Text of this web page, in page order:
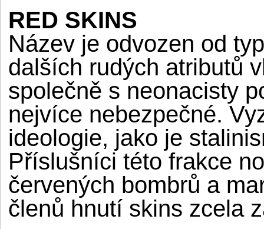
RED SKINS
Název je odvozen od
dalších rudých atributů
společně s neonacisty
nejvíce nebezpečné.
ideologie, jako je
Příslušníci této frakce
červených bombrů a
členů hnutí skins zcela